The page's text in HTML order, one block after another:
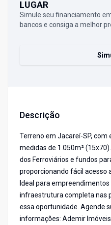
LUGAR
Simule seu financiamento
bancos e consiga a melhor
Descrição
Terreno em Jacareí-SP, com
medidas de 1.050m²
dos Ferroviários e fundos
proporcionando fácil acesso
Ideal para
infraestrutura completa nas
essa oportunidade. Agende
informações: Ademir